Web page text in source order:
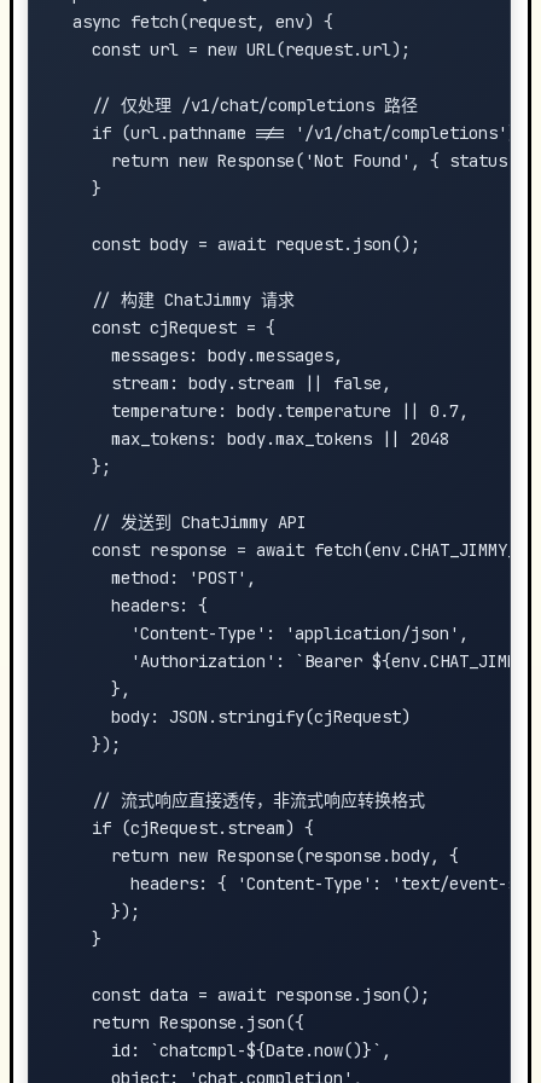
  async fetch(request, env) {
    const url = new URL(request.url);
    // 仅处理 /v1/chat/completions 路径
    if (url.pathname !== '/v1/chat/completions') {
return new Response('Not Found', { status:
    }
    const body = await request.json();
    // 构建 ChatJimmy 请求
    const cjRequest = {
      messages: body.messages,
      stream: body.stream || false,
      temperature: body.temperature || 0.7,
      max_tokens: body.max_tokens || 2048
    };
    // 发送到 ChatJimmy API
const response = await
      method: 'POST',
      headers: {
        'Content-Type': 'application/json',
'Authorization': `Bearer
      },
      body: JSON.stringify(cjRequest)
    });
    // 流式响应直接透传，非流式响应转换格式
    if (cjRequest.stream) {
      return new Response(response.body, {
headers: { 'Content-Type': 'text/event-
      });
    }
    const data = await response.json();
    return Response.json({
      id: `chatcmpl-${Date.now()}`,
      object: 'chat.completion',